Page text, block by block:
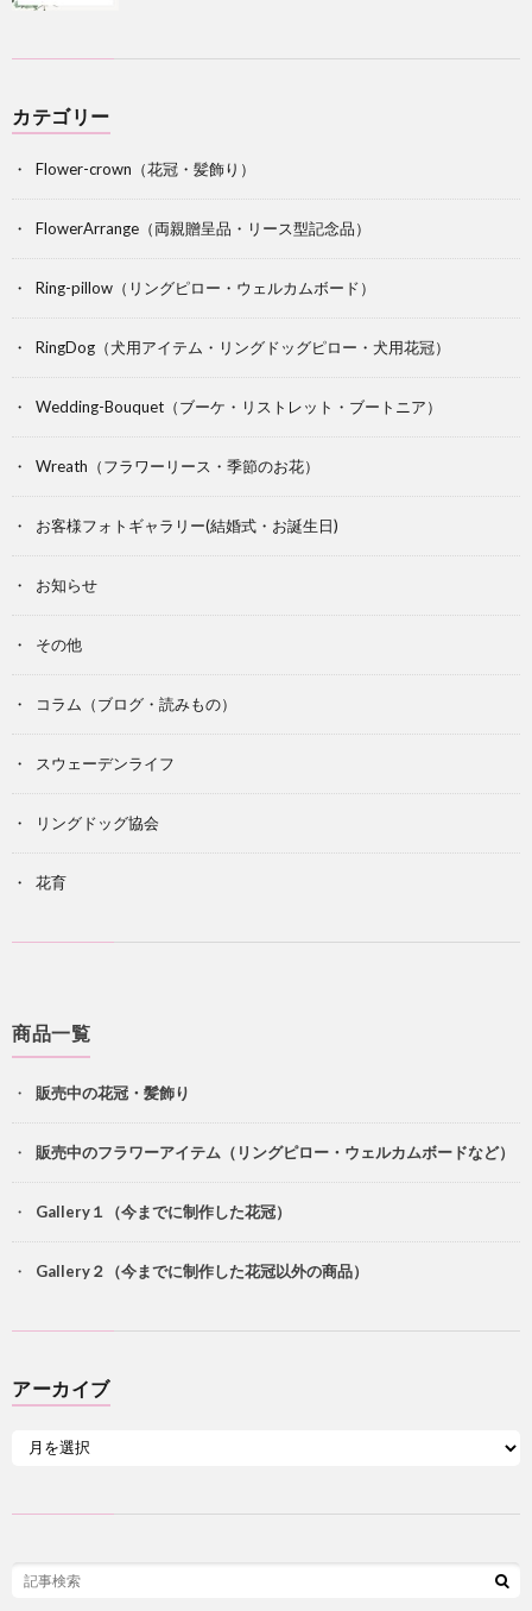
カテゴリー
Flower-crown（花冠・髪飾り）
FlowerArrange（両親贈呈品・リース型記念品）
Ring-pillow（リングピロー・ウェルカムボード）
RingDog（犬用アイテム・リングドッグピロー・犬用花冠）
Wedding-Bouquet（ブーケ・リストレット・ブートニア）
Wreath（フラワーリース・季節のお花）
お客様フォトギャラリー(結婚式・お誕生日)
お知らせ
その他
コラム（ブログ・読みもの）
スウェーデンライフ
リングドッグ協会
花育
商品一覧
販売中の花冠・髪飾り
販売中のフラワーアイテム（リングピロー・ウェルカムボードなど）
Gallery１（今までに制作した花冠）
Gallery２（今までに制作した花冠以外の商品）
アーカイブ